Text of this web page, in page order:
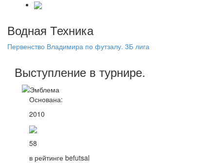
Водная Техника
Первенство Владимира по футзалу. 3Б лига
Выступление в турнире.
Основана:
2010
58
в рейтинге befutsal